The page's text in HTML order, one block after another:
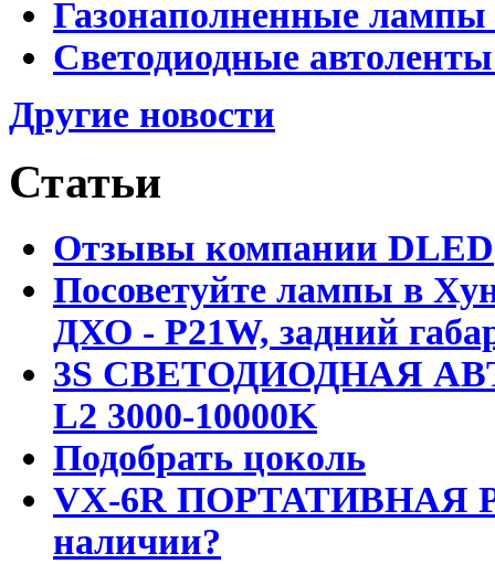
Газонаполненные
Светодиодные
Другие новости
Статьи
Отзывы компании DLED
Посоветуйте лампы в
ДХО - P21W, задний
3S СВЕТОДИОДНАЯ
L2 3000-10000K
Подобрать цоколь
VX-6R ПОРТАТИВНАЯ
наличии?